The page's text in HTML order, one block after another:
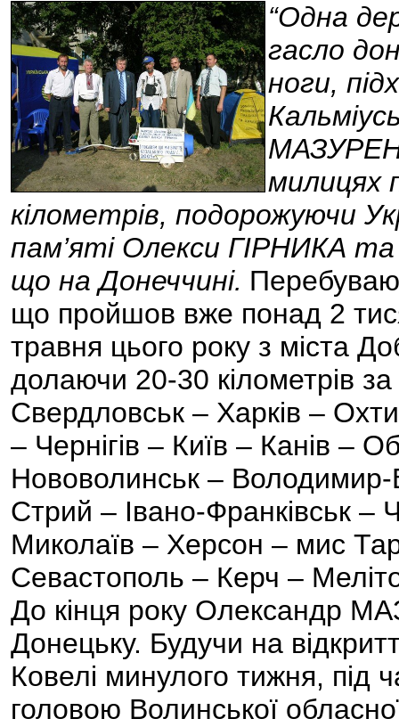
“Одна
гасло
ноги,
милицях
кілометрів, подорожуючи
пам’яті Олекси ГІРНИКА та
що на Донеччині.
що пройшов вже понад 2
травня цього року з міста
долаючи 20-30 кілометрів
Свердловськ – Харків –
– Чернігів – Київ – Канів –
Нововолинськ –
Стрий – Івано-Франківськ –
Миколаїв – Херсон – мис
Севастополь – Керч –
До кінця року Олександр
Донецьку. Будучи на
Ковелі минулого тижня, під
головою Волинської